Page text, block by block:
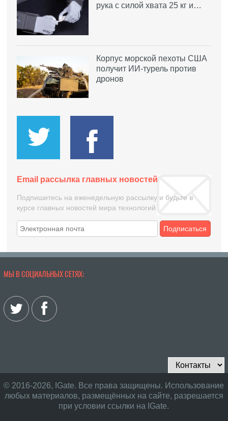
рука с силой хвата 25 кг и…
Корпус морской пехоты США
получит ИИ-турель против
дронов
Email рассылка главных новостей
Подпишитесь на еженедельную рассылку и будьте в
курсе главных новостей мира технологий
Подписаться
МЫ В СОЦИАЛЬНЫХ СЕТЯХ:
© 2016-2026, IGate. Все права защищены. Использование
любых материалов, размещённых на сайте, разрешается
при условии ссылки на IGate.